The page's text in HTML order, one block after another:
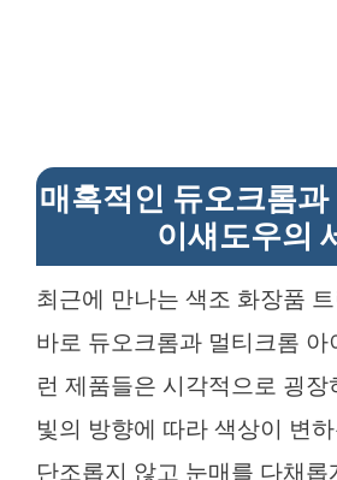
매혹적인 듀오크롬
이섀도우의
최근에 만나는 색조 화장품
바로 듀오크롬과 멀티크롬 아
런 제품들은 시각적으로 굉장
빛의 방향에 따라 색상이 변
단조롭지 않고 눈매를 다채롭